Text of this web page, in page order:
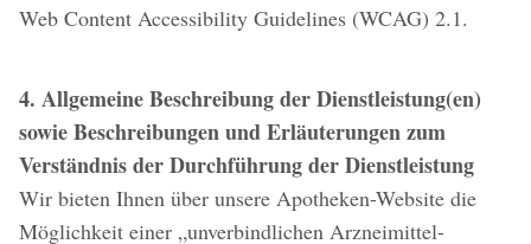
Web Content Accessibility Guidelines (WCAG) 2.1.
4. Allgemeine Beschreibung der Dienstleistung(en)
sowie Beschreibungen und Erläuterungen zum
Verständnis der Durchführung der Dienstleistung
Wir bieten Ihnen über unsere Apotheken-Website die
Möglichkeit einer „unverbindlichen Arzneimittel-